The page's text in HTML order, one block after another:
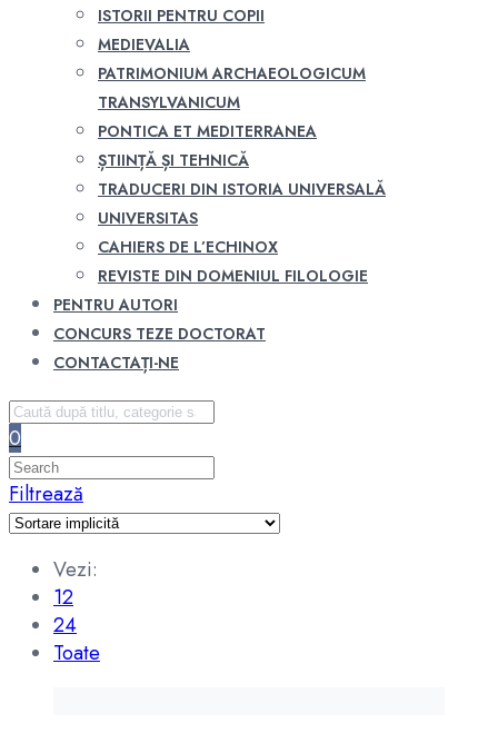
ISTORII PENTRU COPII
MEDIEVALIA
PATRIMONIUM ARCHAEOLOGICUM
TRANSYLVANICUM
PONTICA ET MEDITERRANEA
ȘTIINȚĂ ȘI TEHNICĂ
TRADUCERI DIN ISTORIA UNIVERSALĂ
UNIVERSITAS
CAHIERS DE L’ECHINOX
REVISTE DIN DOMENIUL FILOLOGIE
PENTRU AUTORI
CONCURS TEZE DOCTORAT
CONTACTAȚI-NE
0
Filtrează
Vezi:
12
24
Toate